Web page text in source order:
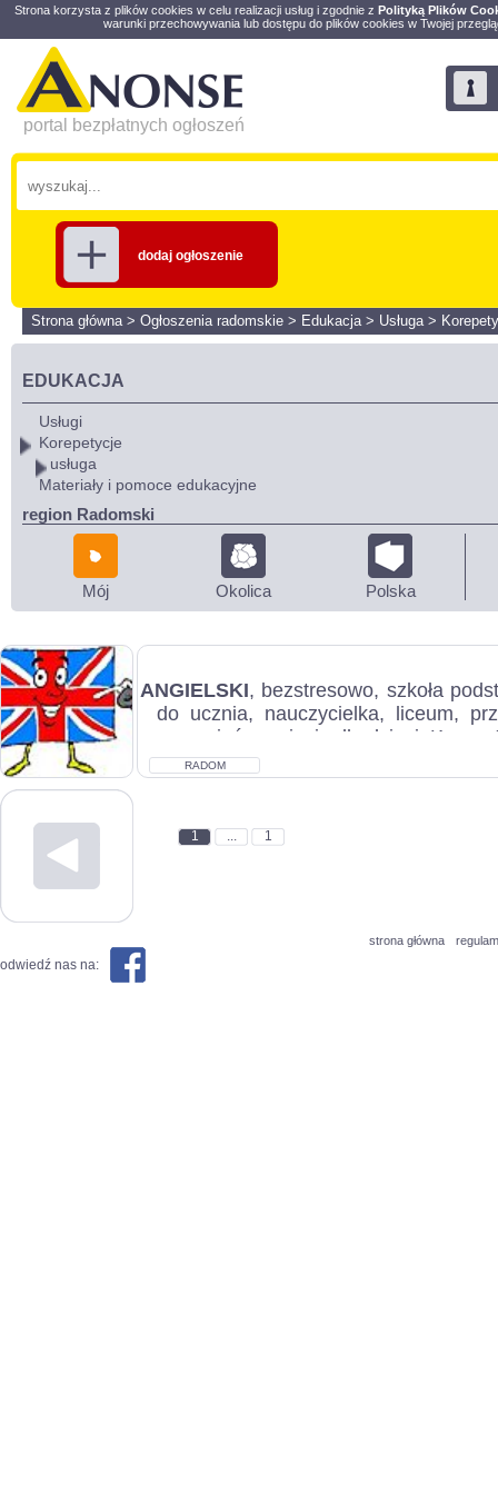
Strona korzysta z plików cookies w celu realizacji usług i zgodnie z Polityką Plików
warunki przechowywania lub dostępu do plików cookies w Twojej
portal bezpłatnych ogłoszeń
dodaj ogłoszenie
Strona główna> Ogłoszenia radomskie > Edukacja> Usługa>
EDUKACJA
Usługi
Korepetycje
usługa
Materiały i pomoce edukacyjne
region Radomski
Mój Okolica Polska
ANGIELSKI, bezstresowo, szkoła
do ucznia, nauczycielka, liceum,
egzaminów, zajęcia dla dzieci,
RADOM
1 ... 1
strona główna
odwiedź nas na: